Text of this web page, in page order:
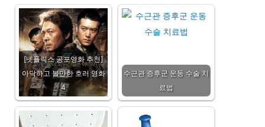
[넷플릭스 공포영화 추천]
아닥하고 볼만한 호러 영화
4
수근관 증후군 운동 수술 치
료법